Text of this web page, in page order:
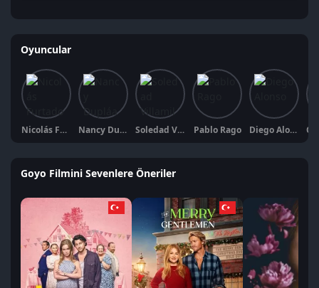
Oyuncular
Nicolás Furtado Nancy Dupláa Soledad Villamil Pablo Rago Diego Alonso
Goyo Filmini Sevenlere Öneriler